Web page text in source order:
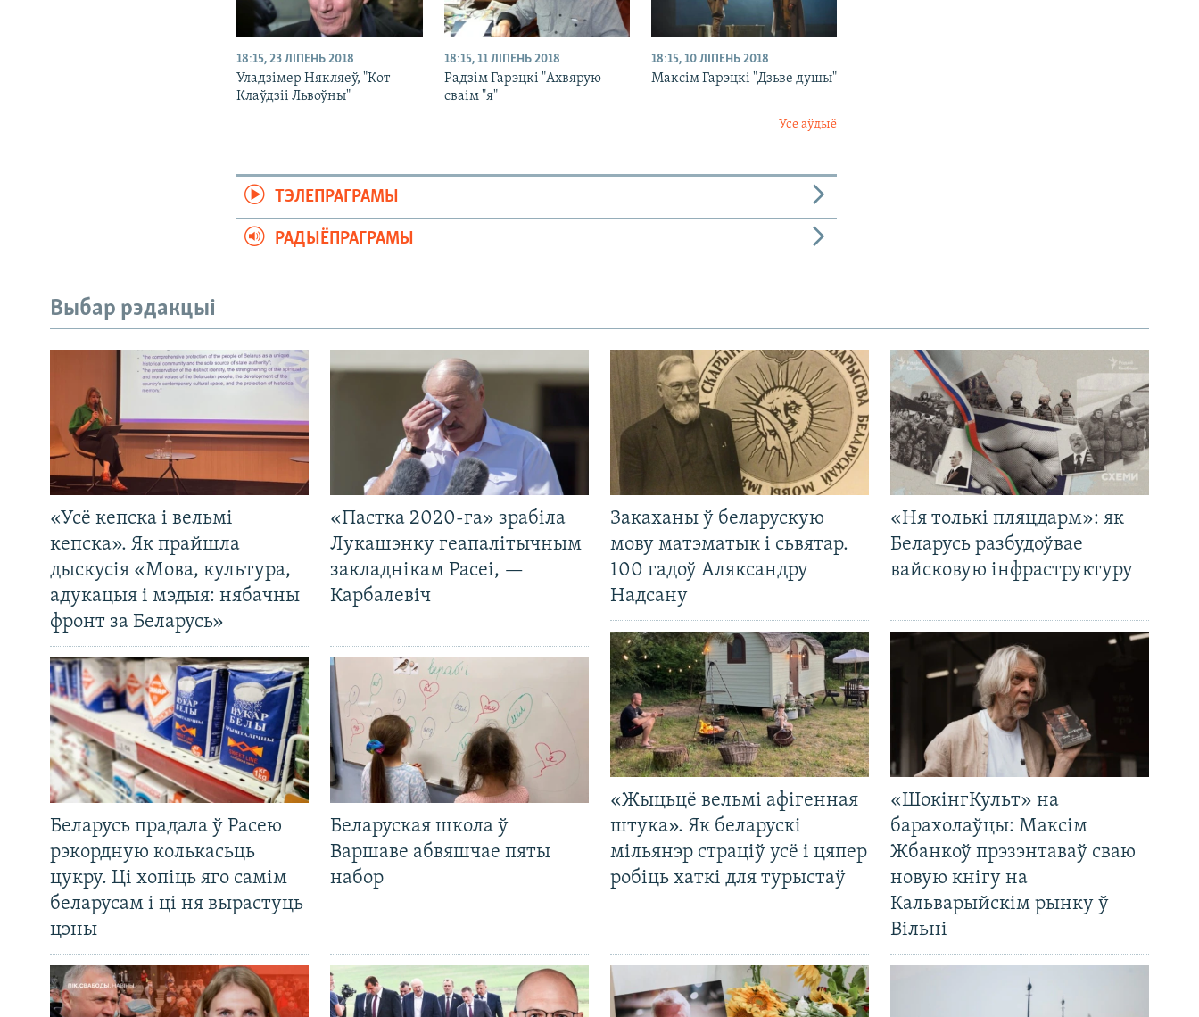
18:15, 23 ЛІПЕНЬ 2018
Уладзімер Някляеў, "Кот
Клаўдзіі Львоўны"
18:15, 11 ЛІПЕНЬ 2018
Радзім Гарэцкі "Ахвярую
сваім "я"
18:15, 10 ЛІПЕНЬ 2018
Максім Гарэцкі "Дзьве душы"
Усе аўдыё
ТЭЛЕПРАГРАМЫ
РАДЫЁПРАГРАМЫ
Выбар рэдакцыі
«Усё кепска і вельмі
кепска». Як прайшла
дыскусія «Мова, культура,
адукацыя і мэдыя: нябачны
фронт за Беларусь»
«Пастка 2020-га» зрабіла
Лукашэнку геапалітычным
закладнікам Расеі, —
Карбалевіч
Беларусь прадала ў Расею
рэкордную колькасьць
цукру. Ці хопіць яго самім
беларусам і ці ня вырастуць
цэны
Беларуская школа ў
Варшаве абвяшчае пяты
набор
Закаханы ў беларускую
мову матэматык і сьвятар.
100 гадоў Аляксандру
Надсану
«Ня толькі пляцдарм»: як
Беларусь разбудоўвае
вайсковую інфраструктуру
«Жыцьцё вельмі афігенная
штука». Як беларускі
мільянэр страціў усё і цяпер
робіць хаткі для турыстаў
«ШокінгКульт» на
барахолаўцы: Максім
Жбанкоў прэзэнтаваў сваю
новую кнігу на
Кальварыйскім рынку ў
Вільні